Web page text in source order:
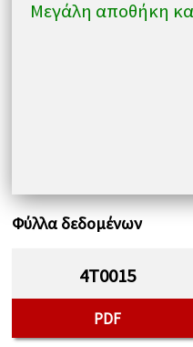
Μεγάλη αποθήκη
Φύλλα δεδομένων
4T0015
PDF